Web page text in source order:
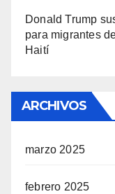
Donald Trump
para migrantes
Haití
ARCHIVOS
marzo 2025
febrero 2025